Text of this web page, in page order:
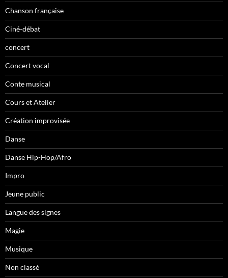
Chanson française
Ciné-débat
concert
Concert vocal
Conte musical
Cours et Atelier
Création improvisée
Danse
Danse Hip-Hop/Afro
Impro
Jeune public
Langue des signes
Magie
Musique
Non classé